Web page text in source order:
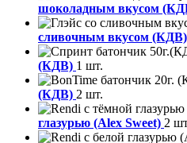
шоколадным вкусом
сливочным вкусом (КДВ)
(КДВ) 1 шт.
(КДВ) 2 шт.
глазурью (Alex Sweet) 2